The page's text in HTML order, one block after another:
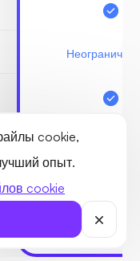
cookie,
опыт.
cookie
ГАРАНТИЯ